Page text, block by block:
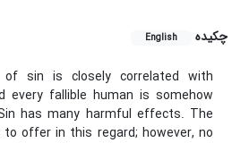
چکیده
English
of sin is closely correlated with
every fallible human is somehow
has many harmful effects. The
offer in this regard; however, no